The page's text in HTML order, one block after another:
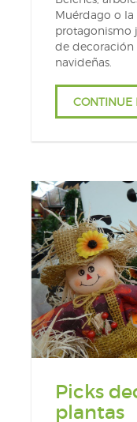
Muérdago o
protagonismo
de decoración
navideñas.
CONTINUE
Picks
plantas